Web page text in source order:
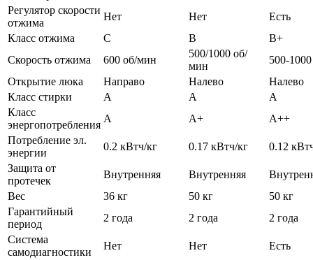
Регулятор скорости
отжима
Нет Нет
Есть
Класс отжима
C B
B+
Скорость отжима
600 об/мин
500/1000 об/
мин
500-
Открытие люка
Направо Налево
Налево
Класс стирки
А А
А
Класс
энергопотребления
А А+
А++
Потребление эл.
энергии
0.2 кВтч/кг 0.17 кВтч/кг
0.12
Защита от
протечек
Внутренняя Внутренняя
Вес
36 кг 50 кг
50 кг
Гарантийный
период
2 года 2 года
2 года
Система
самодиагностики
Нет Нет Есть